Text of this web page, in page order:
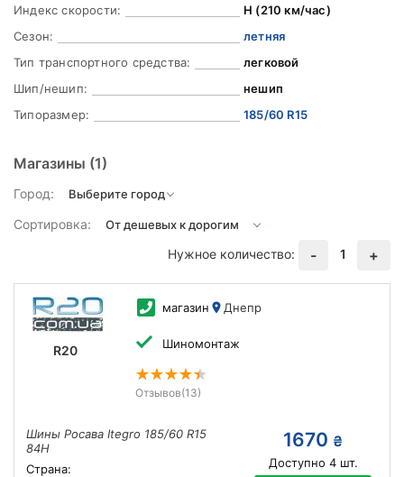
Индекс скорости:
H (210 км/час)
Сезон:
летняя
Тип транспортного средства:
легковой
Шип/нешип:
нешип
Типоразмер:
185/60 R15
Магазины (1)
Город:
Сортировка:
Нужное количество:
- 1 +
R20
магазин Днепр
Шиномонтаж
Отзывов(13)
Шины Росава Itegro 185/60 R15
84H
Страна:
1670 ₴
Доступно 4шт.